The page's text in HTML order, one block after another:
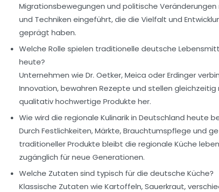
Migrationsbewegungen und politische
und Techniken eingeführt, die die Vielfalt und
geprägt haben.
Welche Rolle spielen traditionelle deutsche
heute?
Unternehmen wie Dr. Oetker, Meica oder Erdinger
Innovation, bewahren Rezepte und stellen gleichzeitig
qualitativ hochwertige Produkte her.
Wie wird die regionale Kulinarik in Deutschland heute
Durch Festlichkeiten, Märkte, Brauchtumspflege und
traditioneller Produkte bleibt die regionale Küche
zugänglich für neue Generationen.
Welche Zutaten sind typisch für die deutsche Küche?
Klassische Zutaten wie Kartoffeln, Sauerkraut,